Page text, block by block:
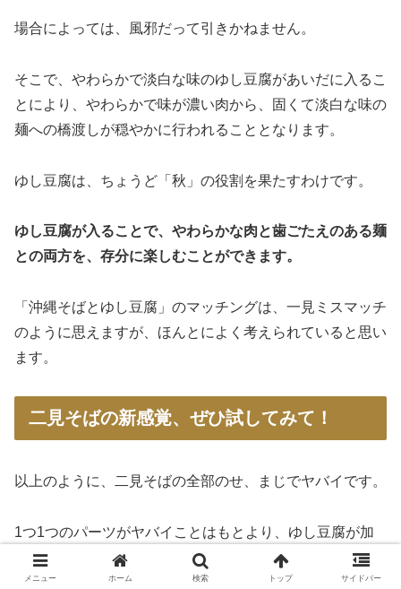
場合によっては、風邪だって引きかねません。
そこで、やわらかで淡白な味のゆし豆腐があいだに入るこ
とにより、やわらかで味が濃い肉から、固くて淡白な味の
麺への橋渡しが穏やかに行われることとなります。
ゆし豆腐は、ちょうど「秋」の役割を果たすわけです。
ゆし豆腐が入ることで、やわらかな肉と歯ごたえのある麺
との両方を、存分に楽しむことができます。
「沖縄そばとゆし豆腐」のマッチングは、一見ミスマッチ
のように思えますが、ほんとによく考えられていると思い
ます。
二見そばの新感覚、ぜひ試してみて！
以上のように、二見そばの全部のせ、まじでヤバイです。
1つ1つのパーツがヤバイことはもとより、ゆし豆腐が加
えられていることで、コンビネーションも超ヤバくなって
います。
メニュー ホーム 検索 トップ サイドバー